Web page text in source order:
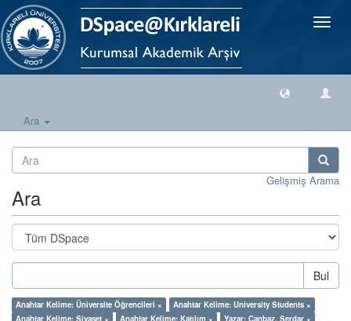
Geçiş
Ara
Gelişmiş Arama
Ara
Bul
Anahtar Kelime: Üniversite Öğrencileri ×
Anahtar Kelime: University Students ×
Anahtar Kelime: Siyaset ×
Anahtar Kelime: Katılım ×
Yazar: Canbaz, Serdar ×